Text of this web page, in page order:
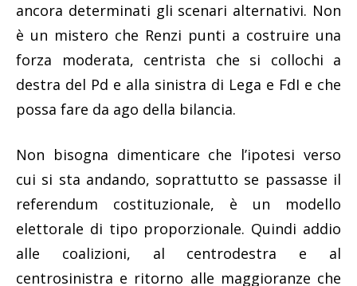
ancora determinati gli scenari alternativi. Non
è un mistero che Renzi punti a costruire una
forza moderata, centrista che si collochi a
destra del Pd e alla sinistra di Lega e FdI e che
possa fare da ago della bilancia.
Non bisogna dimenticare che l’ipotesi verso
cui si sta andando, soprattutto se passasse il
referendum costituzionale, è un modello
elettorale di tipo proporzionale. Quindi addio
alle coalizioni, al centrodestra e al
centrosinistra e ritorno alle maggioranze che